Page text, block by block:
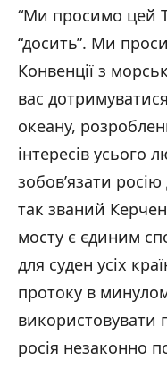
“Ми просимо цей
“досить”. Ми
Конвенції з
вас
океану,
інтересів усього
зобов’язати
так званий
мосту є єдиним
для суден усіх
протоку в
використовувати
росія незаконно